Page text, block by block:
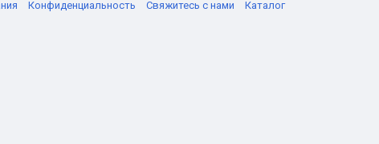
Конфиденциальность Свяжитесь с нами Каталог